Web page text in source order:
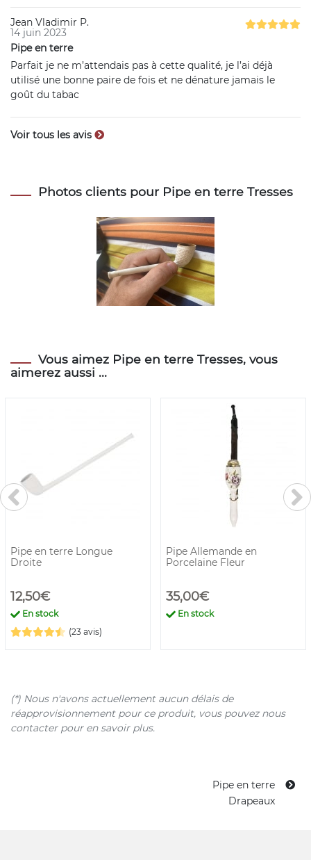
Jean Vladimir P.
14 juin 2023
Pipe en terre
Parfait je ne m’attendais pas à cette qualité, je l’ai déjà
utilisé une bonne paire de fois et ne dénature jamais le
goût du tabac
Voir tous les avis
Photos clients pour Pipe en terre Tresses
Vous aimez Pipe en terre Tresses, vous
aimerez aussi ...
Pipe en terre Longue
Droite
12,50€
En stock
(23 avis)
Pipe Allemande en
Porcelaine Fleur
35,00€
En stock
(*) Nous n'avons actuellement aucun délais de
réapprovisionnement pour ce produit, vous pouvez nous
contacter pour en savoir plus.
Pipe en terre
Drapeaux